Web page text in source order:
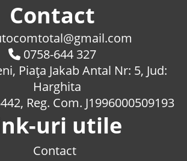
Contact
0758-644 327
Piaţa Jakab Antal Nr: 5, Jud:
Harghita
Reg. Com. J1996000509193
uri utile
Contact